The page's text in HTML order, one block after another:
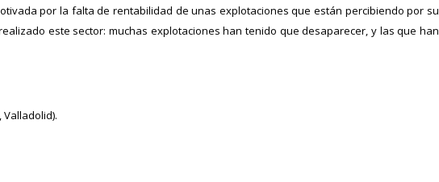
por la falta de rentabilidad de unas explotaciones que están percibiendo por su
este sector: muchas explotaciones han tenido que desaparecer, y las que han